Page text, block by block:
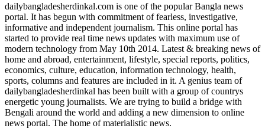
dailybangladesherdinkal.com is one of the popular Bangla news
portal. It has begun with commitment of fearless, investigative,
informative and independent journalism. This online portal has
started to provide real time news updates with maximum use of
modern technology from May 10th 2014. Latest & breaking news of
home and abroad, entertainment, lifestyle, special reports, politics,
economics, culture, education, information technology, health,
sports, columns and features are included in it. A genius team of
dailybangladesherdinkal has been built with a group of countrys
energetic young journalists. We are trying to build a bridge with
Bengali around the world and adding a new dimension to online
news portal. The home of materialistic news.